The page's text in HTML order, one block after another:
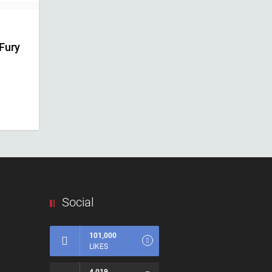
Social
101,000
LIKES